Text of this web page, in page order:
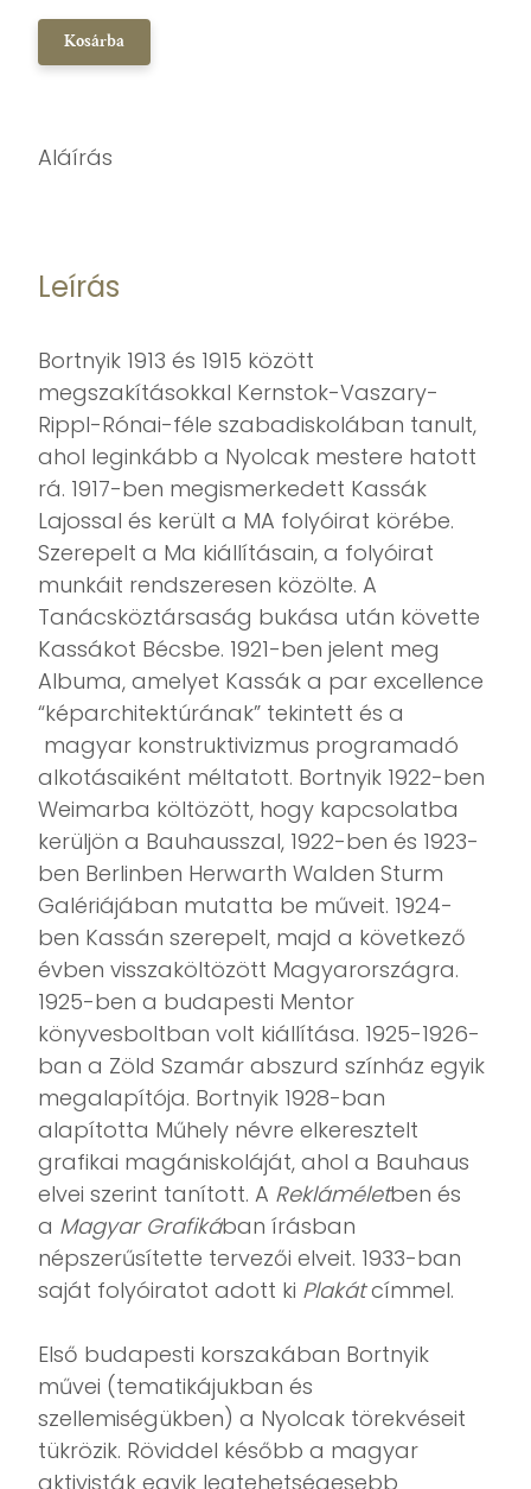
Kosárba
Aláírás
Leírás
Bortnyik 1913 és 1915 között
megszakításokkal Kernstok-Vaszary-
Rippl-Rónai-féle szabadiskolában tanult,
ahol leginkább a Nyolcak mestere hatott
rá. 1917-ben megismerkedett Kassák
Lajossal és került a MA folyóirat körébe.
Szerepelt a Ma kiállításain, a folyóirat
munkáit rendszeresen közölte. A
Tanácsköztársaság bukása után követte
Kassákot Bécsbe. 1921-ben jelent meg
Albuma, amelyet Kassák a par excellence
“képarchitektúrának” tekintett és a
magyar konstruktivizmus programadó
alkotásaiként méltatott. Bortnyik 1922-ben
Weimarba költözött, hogy kapcsolatba
kerüljön a Bauhausszal, 1922-ben és 1923-
ben Berlinben Herwarth Walden Sturm
Galériájában mutatta be műveit. 1924-
ben Kassán szerepelt, majd a következő
évben visszaköltözött Magyarországra.
1925-ben a budapesti Mentor
könyvesboltban volt kiállítása. 1925-1926-
ban a Zöld Szamár abszurd színház egyik
megalapítója. Bortnyik 1928-ban
alapította Műhely névre elkeresztelt
grafikai magániskoláját, ahol a Bauhaus
elvei szerint tanított. A Rekláméletben és
a Magyar Grafikában írásban
népszerűsítette tervezői elveit. 1933-ban
saját folyóiratot adott ki Plakátcímmel.
Első budapesti korszakában Bortnyik
művei (tematikájukban és
szellemiségükben) a Nyolcak törekvéseit
tükrözik. Röviddel később a magyar
aktivisták egyik legtehetségesebb